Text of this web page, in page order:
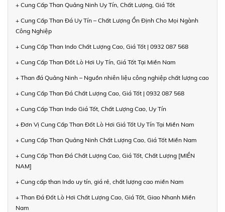
+ Cung Cấp Than Quảng Ninh Uy Tín, Chất Lượng, Giá Tốt
+ Cung Cấp Than Đá Uy Tín – Chất Lượng Ổn Định Cho Mọi Ngành
Công Nghiệp
+ Cung Cấp Than Indo Chất Lượng Cao, Giá Tốt | 0932 087 568
+ Cung Cấp Than Đốt Lò Hơi Uy Tín, Giá Tốt Tại Miền Nam
+ Than đá Quảng Ninh – Nguồn nhiên liệu công nghiệp chất lượng cao
+ Cung Cấp Than Đá Chất Lượng Cao, Giá Tốt | 0932 087 568
+ Cung Cấp Than Indo Giá Tốt, Chất Lượng Cao, Uy Tín
+ Đơn Vị Cung Cấp Than Đốt Lò Hơi Giá Tốt Uy Tín Tại Miền Nam
+ Cung Cấp Than Quảng Ninh Chất Lượng Cao, Giá Tốt Miền Nam
+ Cung Cấp Than Đá Chất Lượng Cao, Giá Tốt, Chất Lượng [MIỀN
NAM]
+ Cung cấp than Indo uy tín, giá rẻ, chất lượng cao miền Nam
+ Than Đá Đốt Lò Hơi Chất Lượng Cao, Giá Tốt, Giao Nhanh Miền
Nam